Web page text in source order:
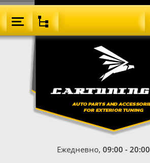
Ежедневно,09:00 - 20:00